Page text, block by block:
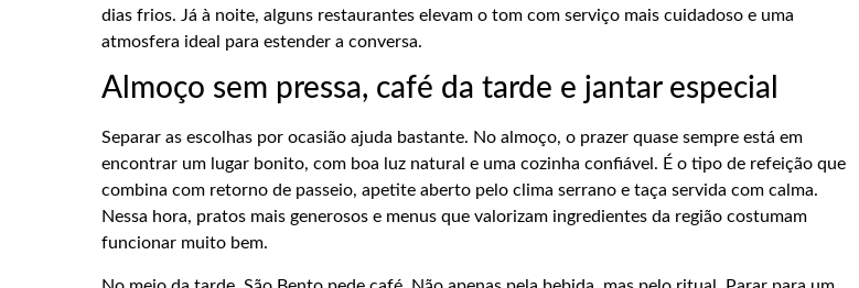
dias frios. Já à noite, alguns restaurantes elevam o tom com serviço mais cuidadoso e uma
atmosfera ideal para estender a conversa.
Almoço sem pressa, café da tarde e jantar especial
Separar as escolhas por ocasião ajuda bastante. No almoço, o prazer quase sempre está em
encontrar um lugar bonito, com boa luz natural e uma cozinha confiável. É o tipo de refeição que
combina com retorno de passeio, apetite aberto pelo clima serrano e taça servida com calma.
Nessa hora, pratos mais generosos e menus que valorizam ingredientes da região costumam
funcionar muito bem.